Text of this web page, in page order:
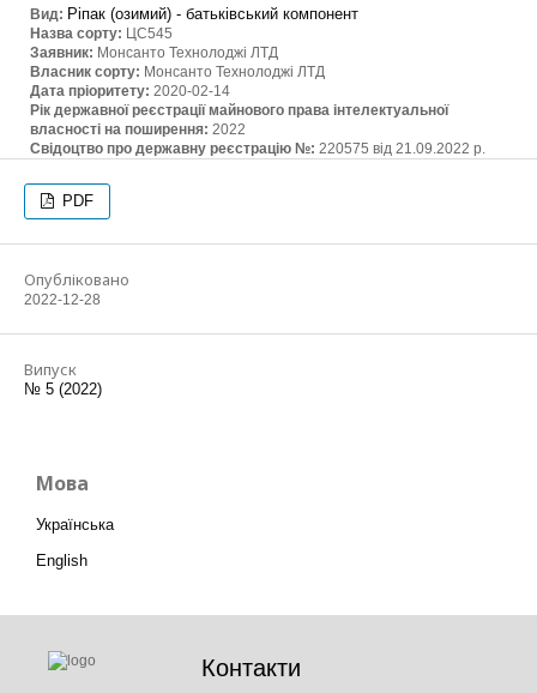
Вид: Ріпак (озимий) - батьківський компонент
Назва сорту: ЦС545
Заявник: Монсанто Технолоджі ЛТД
Власник сорту: Монсанто Технолоджі ЛТД
Дата пріоритету: 2020-02-14
Рік державної реєстрації майнового права інтелектуальної
власності на поширення: 2022
Свідоцтво про державну реєстрацію №: 220575 від 21.09.2022 р.
PDF
Опубліковано
2022-12-28
Випуск
№ 5 (2022)
Мова
Українська
English
Контакти